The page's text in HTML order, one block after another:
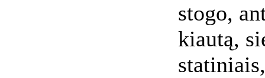
stogo,
kiautą,